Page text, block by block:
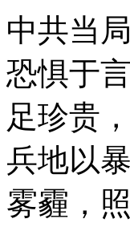
中共当
恐惧于
足珍贵
兵地以
雾霾，